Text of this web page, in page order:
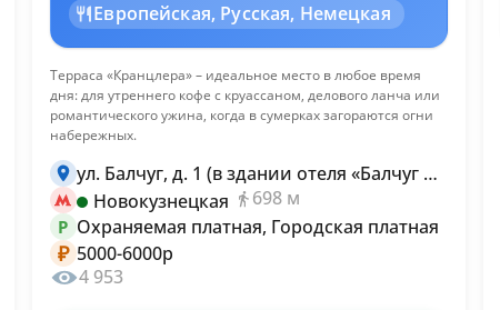
Европейская, Русская, Немецкая
Терраса «Кранцлера» – идеальное место в любое время
дня: для утреннего кофе с круассаном, делового ланча или
романтического ужина, когда в сумерках загораются огни
набережных.
ул. Балчуг, д. 1 (в здании отеля «Балчуг Кемпински Москва»)
Новокузнецкая
698 м
P Охраняемая платная, Городская платная
₽ 5000-6000р
4 953